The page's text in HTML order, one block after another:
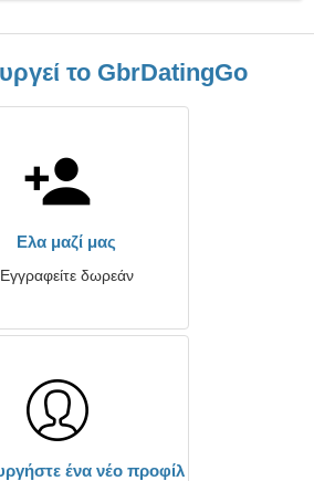
το GbrDatingGo
Ελα μαζί μας
Εγγραφείτε δωρεάν
ένα νέο προφίλ